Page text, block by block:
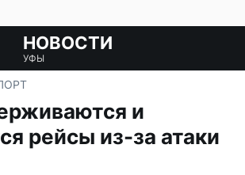
НОВОСТИ
УФЫ
и
рейсы из-за атаки